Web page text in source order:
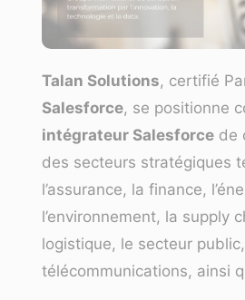
Talan Solutions, certifié
Salesforce, se positionne
intégrateur Salesforce de
des secteurs stratégiques
l’assurance, la finance,
l’environnement, la supply
logistique, le secteur
télécommunications, ainsi